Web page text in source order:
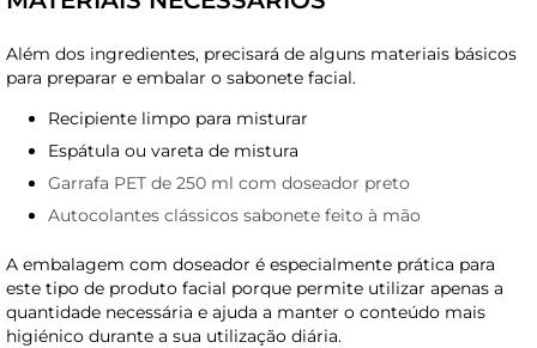
Além dos ingredientes, precisará de alguns materiais básicos
para preparar e embalar o sabonete facial.
Recipiente limpo para misturar
Espátula ou vareta de mistura
Garrafa PET de 250 ml com doseador preto
Autocolantes clássicos sabonete feito à mão
A embalagem com doseador é especialmente prática para
este tipo de produto facial porque permite utilizar apenas a
quantidade necessária e ajuda a manter o conteúdo mais
higiénico durante a sua utilização diária.